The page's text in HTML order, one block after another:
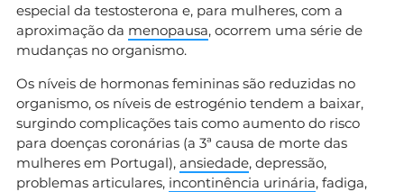
especial da testosterona e, para mulheres, com a
aproximação da menopausa, ocorrem uma série de
mudanças no organismo.
Os níveis de hormonas femininas são reduzidas no
organismo, os níveis de estrogénio tendem a baixar,
surgindo complicações tais como aumento do risco
para doenças coronárias (a 3ª causa de morte das
mulheres em Portugal), ansiedade, depressão,
problemas articulares, incontinência urinária, fadiga,